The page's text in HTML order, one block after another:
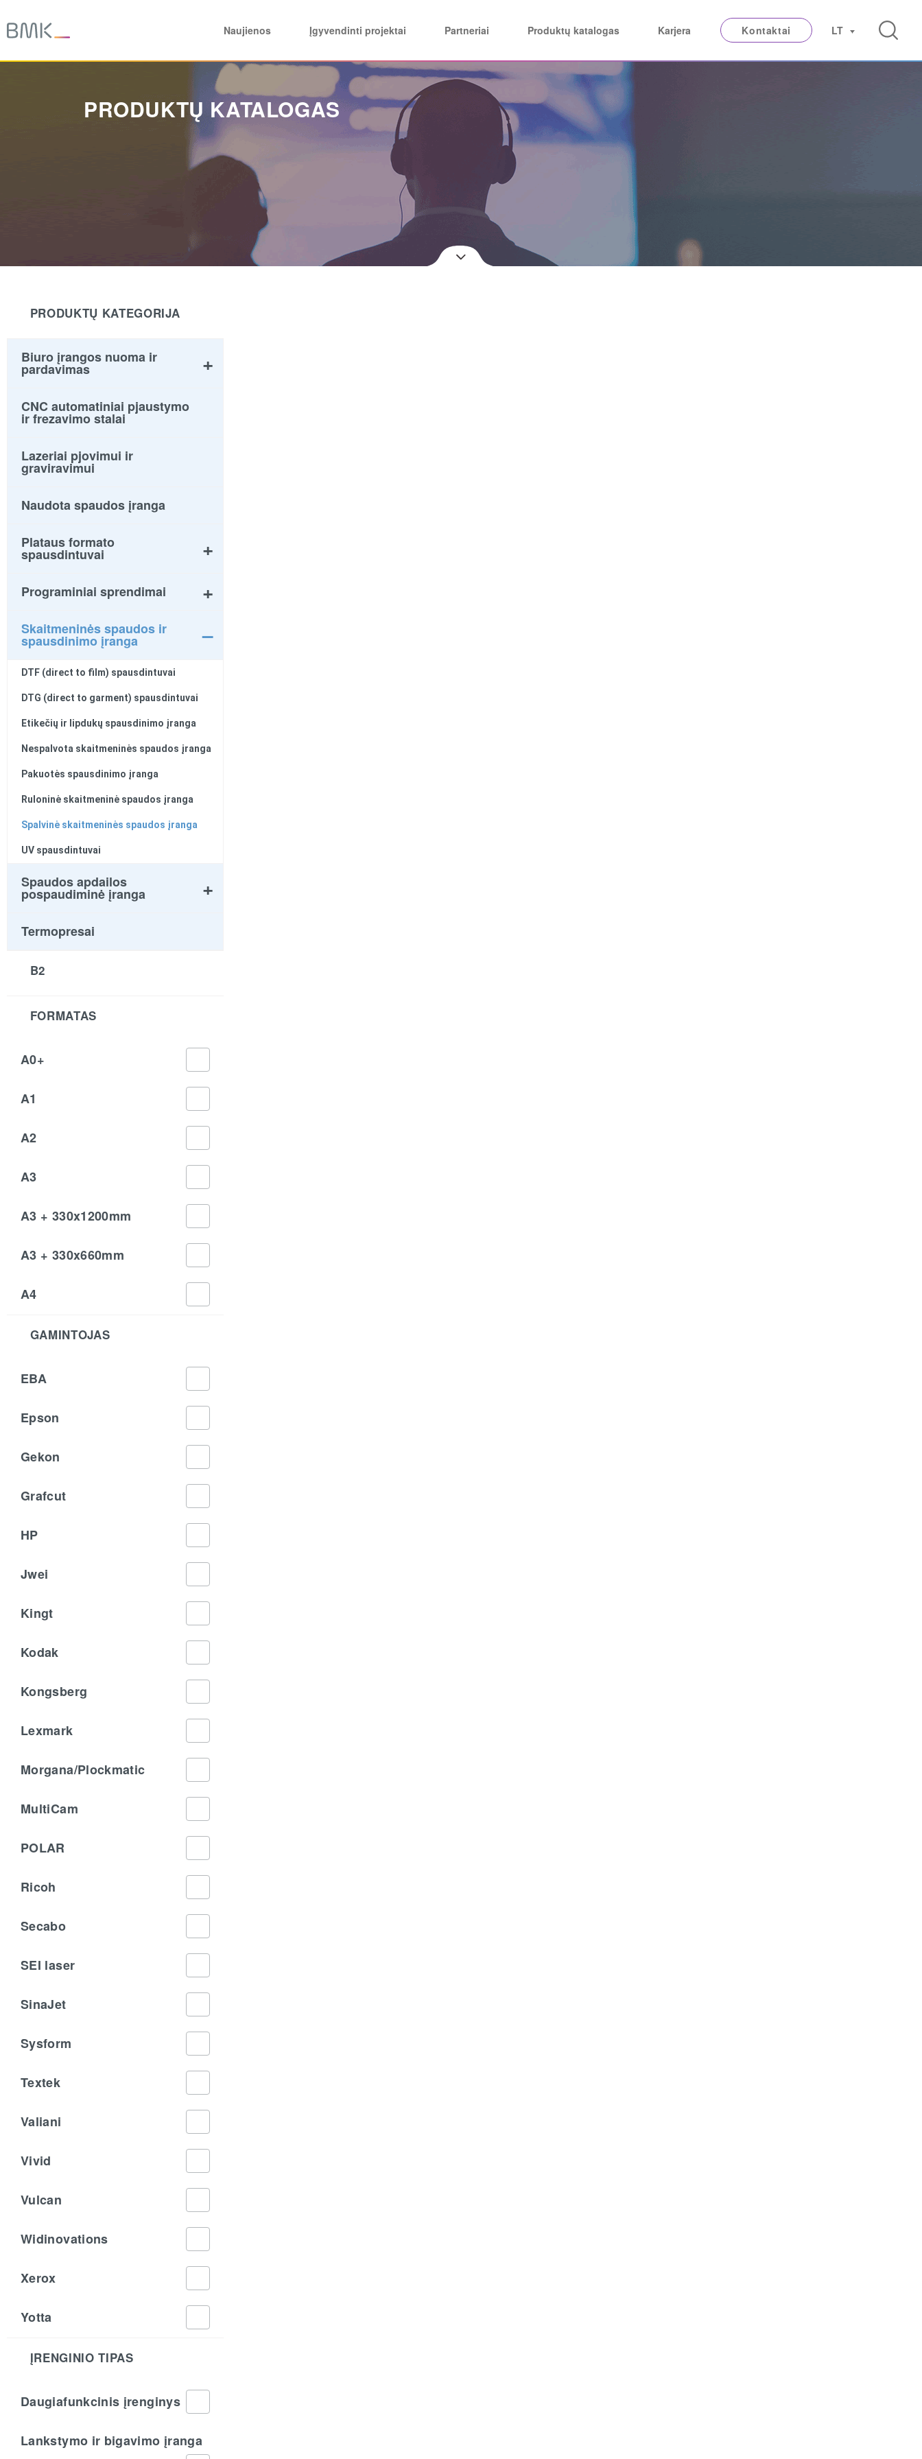
Naujienos Įgyvendinti projektai Partneriai Produktų katalogas Karjera Kontaktai LT
PRODUKTŲ KATALOGAS
PRODUKTŲ KATEGORIJA
Biuro įrangos nuoma ir
pardavimas
CNC automatiniai pjaustymo
ir frezavimo stalai
Lazeriai pjovimui ir
graviravimui
Naudota spaudos įranga
Plataus formato
spausdintuvai
Programiniai sprendimai
Skaitmeninės spaudos ir
spausdinimo įranga
DTF (direct to film) spausdintuvai
DTG (direct to garment) spausdintuvai
Etikečių ir lipdukų spausdinimo įranga
Nespalvota skaitmeninės spaudos įranga
Pakuotės spausdinimo įranga
Ruloninė skaitmeninė spaudos įranga
Spalvinė skaitmeninės spaudos įranga
UV spausdintuvai
Spaudos apdailos
pospaudiminė įranga
Termopresai
B2
FORMATAS
A0+
A1
A2
A3
A3 + 330x1200mm
A3 + 330x660mm
A4
GAMINTOJAS
EBA
Epson
Gekon
Grafcut
HP
Jwei
Kingt
Kodak
Kongsberg
Lexmark
Morgana/Plockmatic
MultiCam
POLAR
Ricoh
Secabo
SEI laser
SinaJet
Sysform
Textek
Valiani
Vivid
Vulcan
Widinovations
Xerox
Yotta
ĮRENGINIO TIPAS
Daugiafunkcinis įrenginys
Lankstymo ir bigavimo įranga